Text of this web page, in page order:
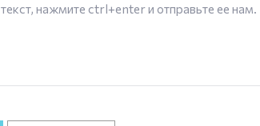
нажмите ctrl+enterи отправьте ее нам.